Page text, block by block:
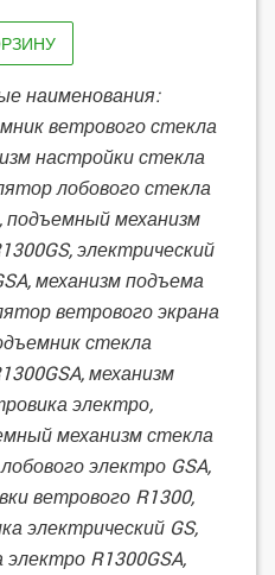
наименования:
ветрового стекла
настройки стекла
лобового стекла
подъемный механизм
электрический
механизм подъема
ветрового экрана
стекла
механизм
электро,
механизм стекла
электро GSA,
ветрового R1300,
электрический GS,
R1300GSA,